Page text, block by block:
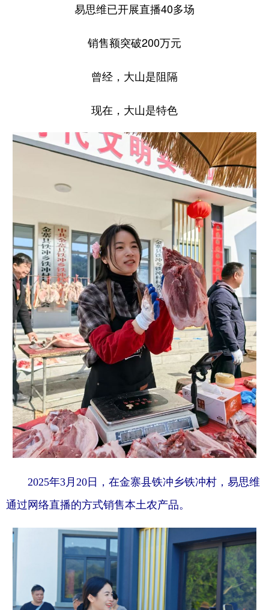
易思维已开展直播40多场
销售额突破200万元
曾经，大山是阻隔
现在，大山是特色
2025年3月20日，在金寨县铁冲乡铁冲村，易思维
通过网络直播的方式销售本土农产品。